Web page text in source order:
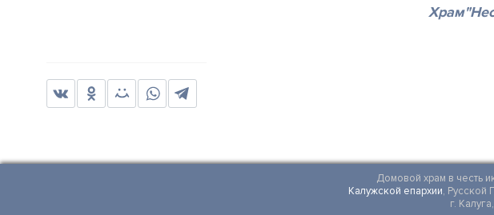
Домовой храм в честь
Калужской епархии, Русской
г.